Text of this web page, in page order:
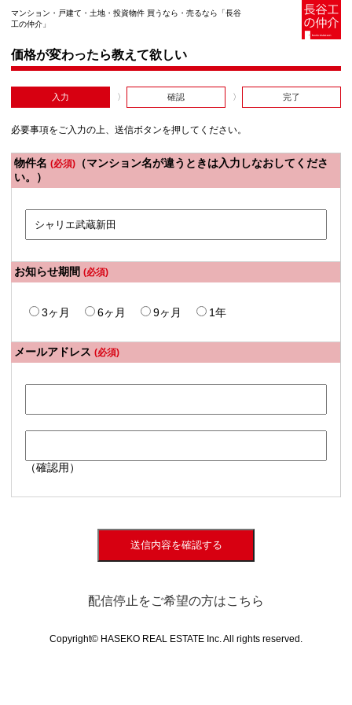
マンション・戸建て・土地・投資物件 買うなら・売るなら「長谷
工の仲介」
価格が変わったら教えて欲しい
入力 確認 完了
必要事項をご入力の上、送信ボタンを押してください。
物件名 (必須) （マンション名が違うときは入力しなおしてくださ
い。）
お知らせ期間 (必須)
3ヶ月 6ヶ月 9ヶ月 1年
メールアドレス (必須)
（確認用）
送信内容を確認する
配信停止をご希望の方はこちら
Copyright© HASEKO REAL ESTATE Inc. All rights reserved.